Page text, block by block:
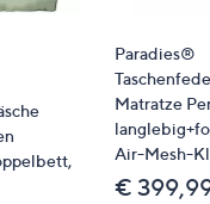
Paradies®
Matratze
Air-Mesh-
€